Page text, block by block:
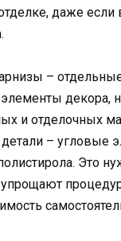
даже если
–
декора,
и отделочных
– угловые
Это
упрощают